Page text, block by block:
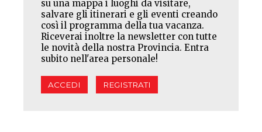
su una mappa i luoghi da visitare,
salvare gli itinerari e gli eventi creando
così il programma della tua vacanza.
Riceverai inoltre la newsletter con tutte
le novità della nostra Provincia. Entra
subito nell'area personale!
ACCEDI REGISTRATI